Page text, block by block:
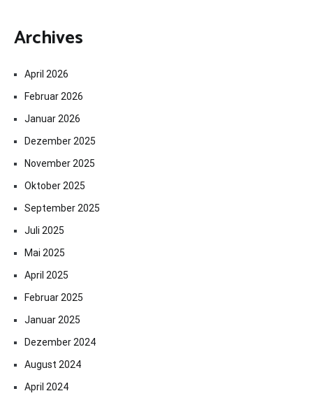
Archives
April 2026
Februar 2026
Januar 2026
Dezember 2025
November 2025
Oktober 2025
September 2025
Juli 2025
Mai 2025
April 2025
Februar 2025
Januar 2025
Dezember 2024
August 2024
April 2024